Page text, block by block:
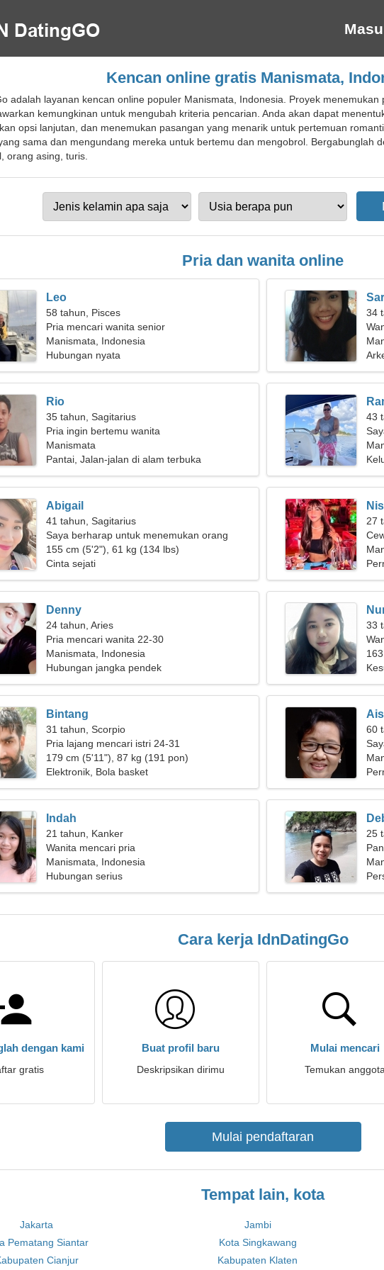
Kencan online gratis Manismata,
adalah layanan kencan online populer Manismata, Indonesia. Proyek
kemungkinan untuk mengubah kriteria pencarian. Anda akan dapat
opsi lanjutan, dan menemukan pasangan yang menarik untuk pertemuan
sama dan mengundang mereka untuk bertemu dan mengobrol. Bergabunglah
orang asing, turis.
Pria dan wanita online
Leo
58 tahun, Pisces
Pria mencari wanita senior
Manismata, Indonesia
Hubungan nyata
34
Rio
35 tahun, Sagitarius
Pria ingin bertemu wanita
Manismata
Pantai, Jalan-jalan di alam terbuka
43
Abigail
41 tahun, Sagitarius
Saya berharap untuk menemukan orang
yang adil
155 cm (5'2"), 61 kg (134 lbs)
Cinta sejati
27
Denny
24 tahun, Aries
Pria mencari wanita 22-30
Manismata, Indonesia
Hubungan jangka pendek
33
Bintang
31 tahun, Scorpio
Pria lajang mencari istri 24-31
179 cm (5'11"), 87 kg (191 pon)
Elektronik, Bola basket
60
Indah
21 tahun, Kanker
Wanita mencari pria
Manismata, Indonesia
Hubungan serius
25
Cara kerja IdnDatingGo
dengan kami
gratis
Buat profil baru
Deskripsikan dirimu
Mulai mencari
Temukan anggota
Mulai pendaftaran
Tempat lain, kota
Jakarta Jambi
Pematang Siantar
Kota Singkawang
Cianjur
Kabupaten Klaten